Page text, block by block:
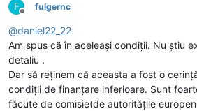
F
Deconectat
fulgernc
@daniel22_22
Am spus că în aceleași condiții. Nu știu
detaliu .
Dar să reținem că aceasta a fost o
condiții de finanțare inferioare. Sunt
făcute de comisie(de autoritățile